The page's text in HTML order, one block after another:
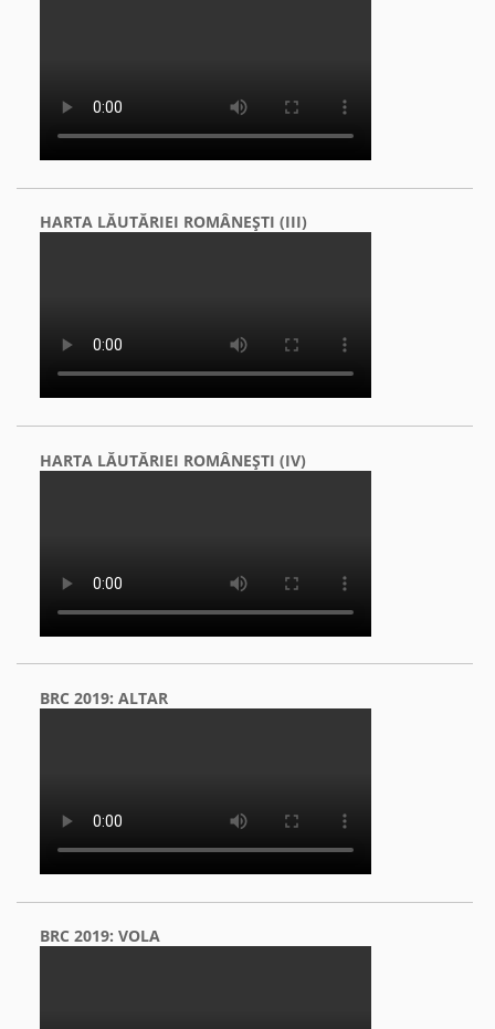
HARTA LĂUTĂRIEI ROMÂNEŞTI (III)
HARTA LĂUTĂRIEI ROMÂNEŞTI (IV)
BRC 2019: ALTAR
BRC 2019: VOLA